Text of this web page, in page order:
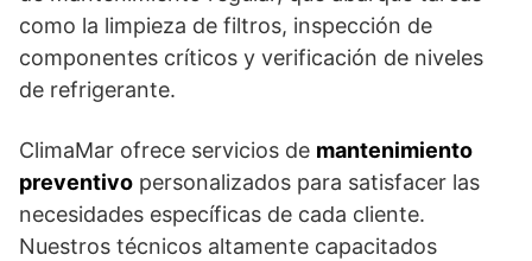
como la limpieza de filtros, inspección de
componentes críticos y verificación de niveles
de refrigerante.
ClimaMar ofrece servicios de mantenimiento
preventivo personalizados para satisfacer las
necesidades específicas de cada cliente.
Nuestros técnicos altamente capacitados